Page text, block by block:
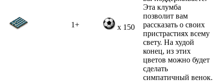
1+ x 150
Эта клумба
позволит вам
рассказать о своих
пристрастиях всему
свету. На худой
конец, из этих
цветов можно будет
сделать
симпатичный венок.